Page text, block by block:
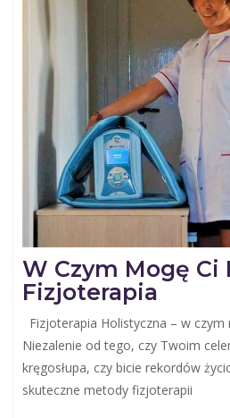
W Czym Mogę Ci
Fizjoterapia
Fizjoterapia Holistyczna – w czym
Niezalenie od tego, czy Twoim
kręgosłupa, czy bicie rekordów
skuteczne metody fizjoterapii